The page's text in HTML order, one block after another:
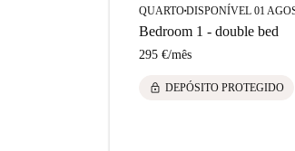
QUARTO■DISPONÍVEL 01
Bedroom 1 - double bed
295 €/mês
lock DEPÓSITO PROTEGIDO